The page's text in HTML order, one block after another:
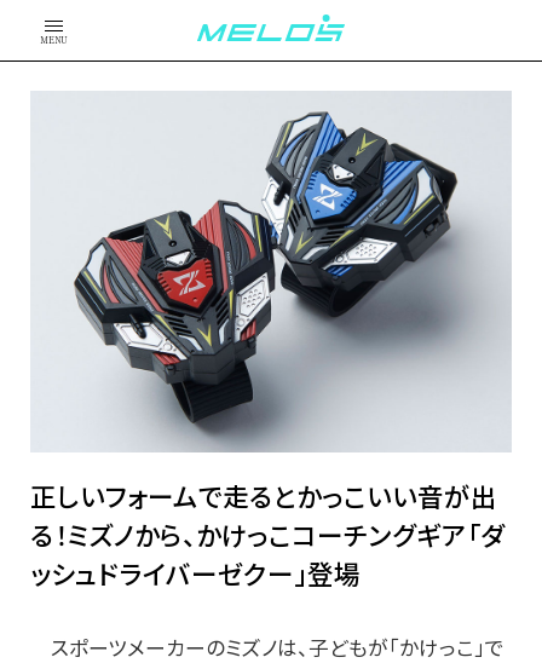
MENU
正しいフォームで走るとかっこいい音が出
る！ミズノから、かけっこコーチングギア「ダ
ッシュドライバーゼクー」登場
スポーツメーカーのミズノは、子どもが「かけっこ」で